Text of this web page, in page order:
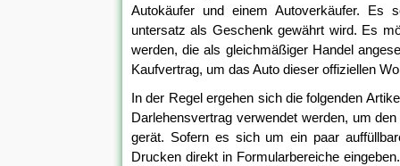
Autokäufer und einem Autoverkäufer. Es
untersatz als Geschenk gewährt wird. Es
werden, die als gleichmäßiger Handel
Kaufvertrag, um das Auto dieser offiziellen
In der Regel ergehen sich die folgenden
Darlehensvertrag verwendet werden, um
gerät. Sofern es sich um ein paar
Drucken direkt in Formularbereiche